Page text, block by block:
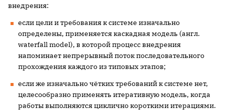
внедрения:
если цели и требования к системе изначально
определены, применяется каскадная модель (англ.
waterfall model), в которой процесс внедрения
напоминает непрерывный поток последовательного
прохождения каждого из типовых этапов;
если же изначально чётких требований к системе нет,
целесообразно применять итеративную модель, когда
работы выполняются циклично короткими итерациями.